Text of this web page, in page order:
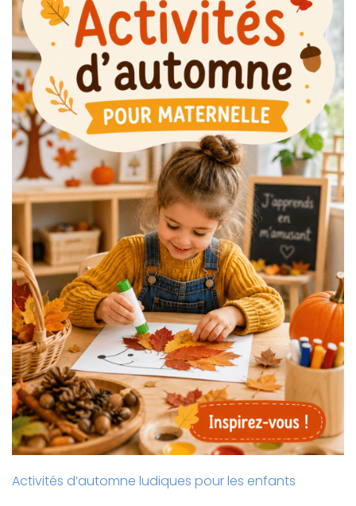
Activités d’automne ludiques pour les enfants